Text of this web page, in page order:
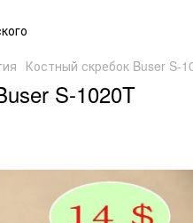
Костный скребок Buser S-
S-1020T